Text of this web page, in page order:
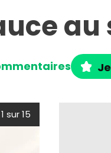
au
sur 15